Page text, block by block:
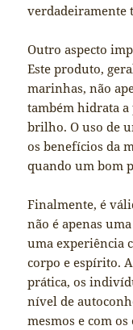
verdadeiramente
Outro aspecto
Este produto,
marinhas, não
também hidrata
brilho. O uso de
os benefícios da
quando um bom
Finalmente, é
não é apenas
uma experiência
corpo e espírito.
prática, os
nível de
mesmos e com